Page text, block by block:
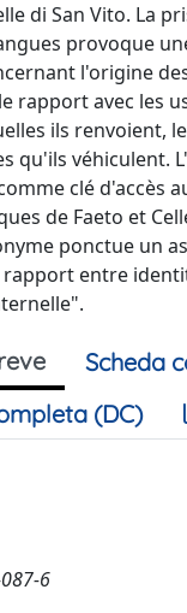
di San Vito. La
provoque
l'origine
rapport avec les
ils renvoient,
qu'ils véhiculent.
clé d'accès
de Faeto et
ponctue un
entre
Scheda
(DC)
6